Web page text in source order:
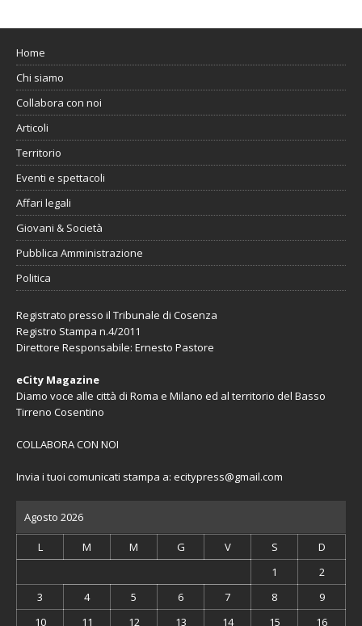
Home
Chi siamo
Collabora con noi
Articoli
Territorio
Eventi e spettacoli
Affari legali
Giovani & Società
Pubblica Amministrazione
Politica
Registrato presso il Tribunale di Cosenza
Registro Stampa n.4/2011
Direttore Responsabile: Ernesto Pastore
eCity Magazine
Diamo voce alle città di Roma e Milano ed al territorio del Basso
Tirreno Cosentino
COLLABORA CON NOI
Invia i tuoi comunicati stampa a: ecitypress@gmail.com
Agosto 2026
L M M G V S
D
1
2
3
4 5 6 7 8
9
10
11 12 13 14 15 16